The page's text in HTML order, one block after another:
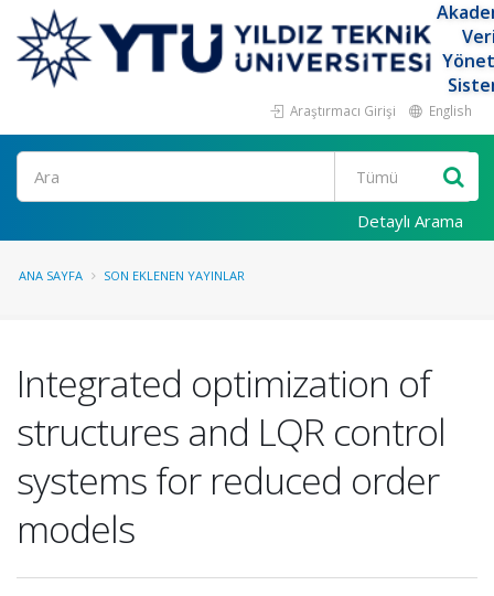
Araştırmacı Girişi English
Ara
Detaylı Arama
ANA SAYFA SON EKLENEN YAYINLAR
Integrated optimization of
structures and LQR control
systems for reduced order
models